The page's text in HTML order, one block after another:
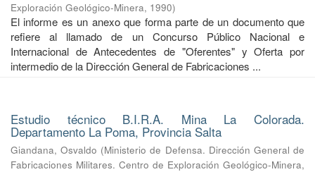
Exploración Geológico-Minera, 1990)
El informe es un anexo que forma parte de un documento que
refiere al llamado de un Concurso Público Nacional e
Internacional de Antecedentes de "Oferentes" y Oferta por
intermedio de la Dirección General de Fabricaciones ...
Estudio técnico B.I.R.A. Mina La Colorada.
Departamento La Poma, Provincia Salta
Giandana, Osvaldo (Ministerio de Defensa. Dirección General de
Fabricaciones Militares. Centro de Exploración Geológico-Minera,